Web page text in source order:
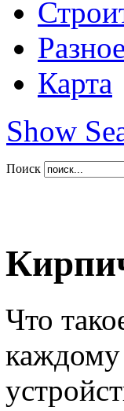
Разное
Карта
Show
Поиск
Что
каждому